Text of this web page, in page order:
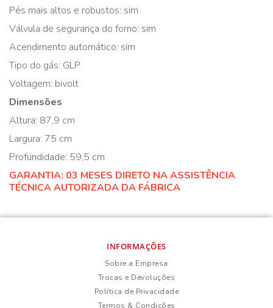
Pés mais altos e robustos: sim
Válvula de segurança do forno: sim
Acendimento automático: sim
Tipo do gás: GLP
Voltagem: bivolt
Dimensões
Altura: 87,9 cm
Largura: 75 cm
Profundidade: 59,5 cm
GARANTIA: 03 MESES DIRETO NA ASSISTÊNCIA
TÉCNICA AUTORIZADA DA FÁBRICA
INFORMAÇÕES
Sobre a Empresa
Trocas e Devoluções
Política de Privacidade
Termos & Condições